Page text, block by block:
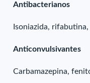
Antibacterianos
Isoniazida,
Anticonvulsivantes
Carbamazepina,